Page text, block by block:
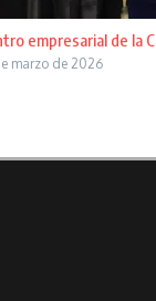
empresarial de la
marzo de 2026